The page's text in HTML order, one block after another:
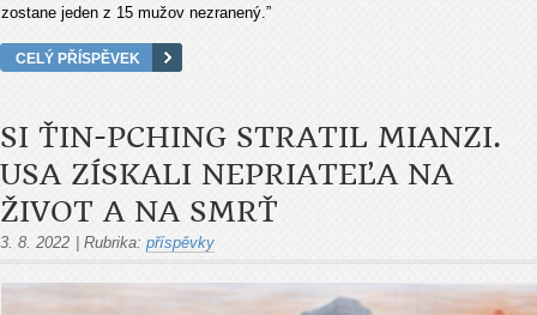
zostane jeden z 15 mužov nezranený.”
CELÝ PŘÍSPĚVEK
SI ŤIN-PCHING STRATIL MIANZI.
USA ZÍSKALI NEPRIATEĽA NA
ŽIVOT A NA SMRŤ
3. 8. 2022 Rubrika: příspěvky